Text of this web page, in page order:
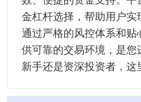
金杠杆选择，帮助用户实
通过严格的风控体系和
供可靠的交易环境，是
新手还是资深投资者，这